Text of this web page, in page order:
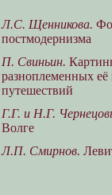
Л.С. Щенникова.
постмодернизма
П. Свиньин.
разноплеменных её
путешествий
Г.Г. и Н.Г.
Волге
Л.П. Смирнов.